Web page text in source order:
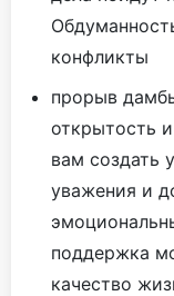
конфликты
прорыв
открытость
вам создать
уважения и
поддержка
качество